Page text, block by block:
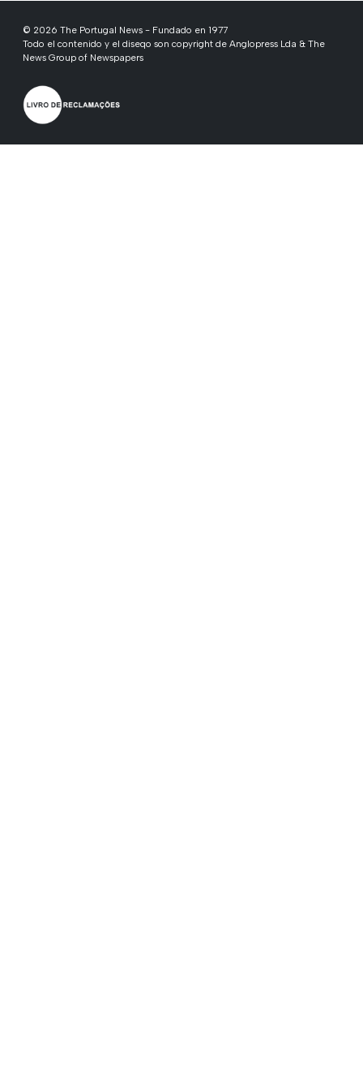
© 2026 The Portugal News - Fundado en 1977
Todo el contenido y el diseqo son copyright de Anglopress Lda & The
News Group of Newspapers